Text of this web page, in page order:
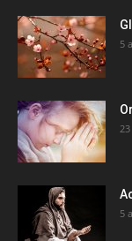
5
5